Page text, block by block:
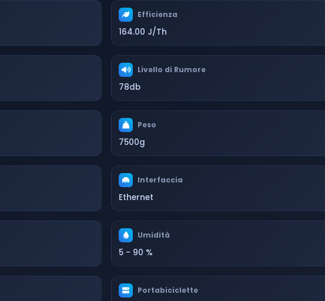
Efficienza
164.00 J/Th
Livello di Rumore
78db
Peso
7500g
Interfaccia
Ethernet
Umidità
5 - 90 %
Portabiciclette